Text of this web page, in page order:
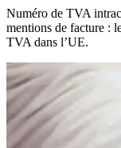
Numéro de TVA
mentions de facture :
TVA dans l’UE.